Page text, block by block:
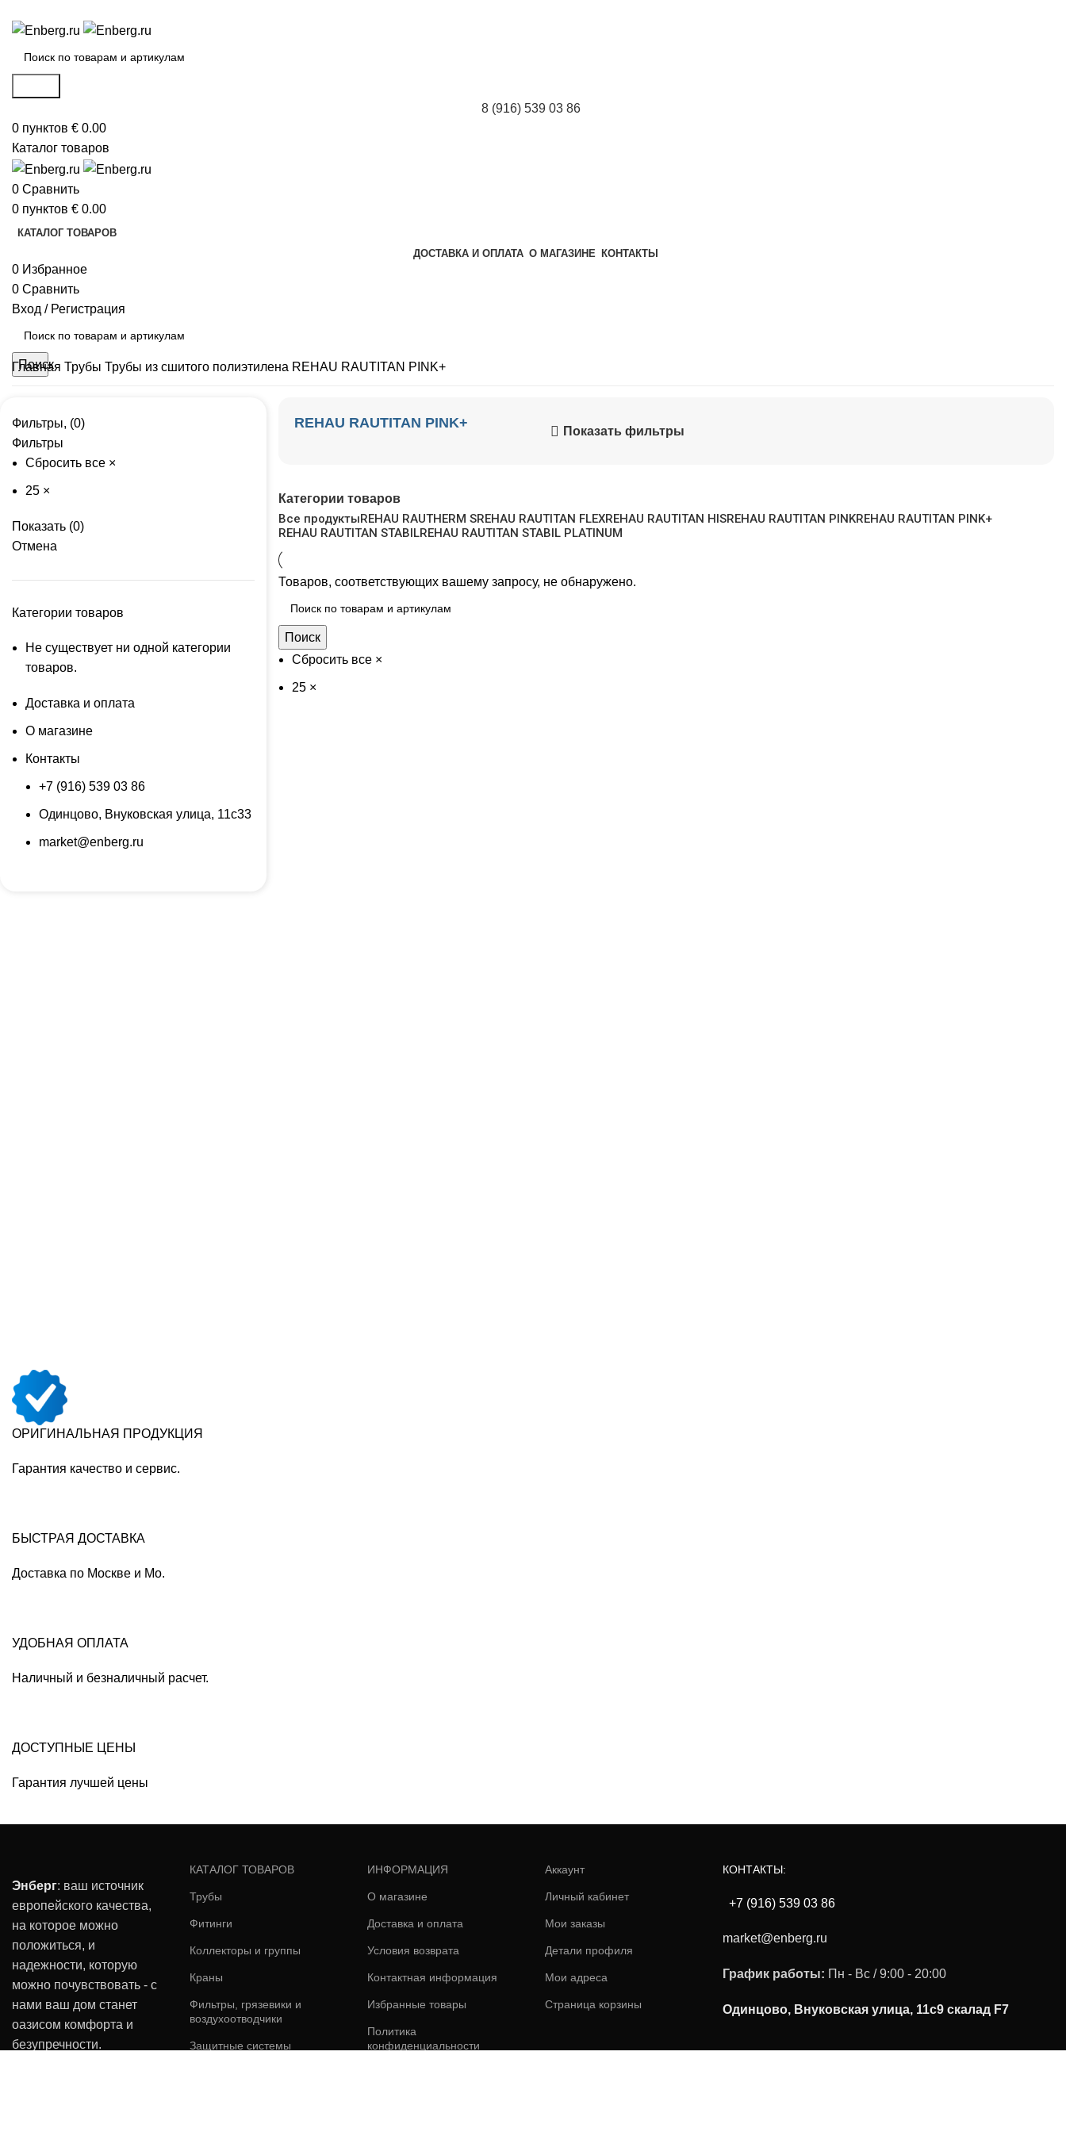
8 (916) 539 03 86
0 пунктов € 0.00
Каталог товаров
0 Сравнить
0 пунктов € 0.00
КАТАЛОГ ТОВАРОВ
ДОСТАВКА И ОПЛАТА О МАГАЗИНЕ КОНТАКТЫ
0 Избранное
0 Сравнить
Вход / Регистрация
Поиск
Главная Трубы Трубы из сшитого полиэтилена REHAU RAUTITAN PINK+
Фильтры, (0)
Фильтры
Сбросить все ×
25 ×
Показать (0)
Отмена
Категории товаров
Не существует ни одной категории
товаров.
Доставка и оплата
О магазине
Контакты
+7 (916) 539 03 86
Одинцово, Внуковская улица, 11с33
market@enberg.ru
REHAU RAUTITAN PINK+
Показать фильтры
Категории товаров
Все продуктыREHAU RAUTHERM SREHAU RAUTITAN FLEXREHAU RAUTITAN HISREHAU RAUTITAN PINKREHAU RAUTITAN PINK+
REHAU RAUTITAN STABILREHAU RAUTITAN STABIL PLATINUM
Товаров, соответствующих вашему запросу, не обнаружено.
Поиск
Сбросить все ×
25 ×
ОРИГИНАЛЬНАЯ ПРОДУКЦИЯ
Гарантия качество и сервис.
БЫСТРАЯ ДОСТАВКА
Доставка по Москве и Мо.
УДОБНАЯ ОПЛАТА
Наличный и безналичный расчет.
ДОСТУПНЫЕ ЦЕНЫ
Гарантия лучшей цены
Энберг: ваш источник
европейского качества,
на которое можно
положиться, и
надежности, которую
можно почувствовать - с
нами ваш дом станет
оазисом комфорта и
безупречности.
КАТАЛОГ ТОВАРОВ
Трубы
Фитинги
Коллекторы и группы
Краны
Фильтры, грязевики и
воздухоотводчики
Защитные системы
ИНФОРМАЦИЯ
О магазине
Доставка и оплата
Условия возврата
Контактная информация
Избранные товары
Политика
конфиденциальности
Аккаунт
Личный кабинет
Мои заказы
Детали профиля
Мои адреса
Страница корзины
КОНТАКТЫ:
+7 (916) 539 03 86
market@enberg.ru
График работы: Пн - Вс / 9:00 - 20:00
Одинцово, Внуковская улица, 11с9 скалад F7